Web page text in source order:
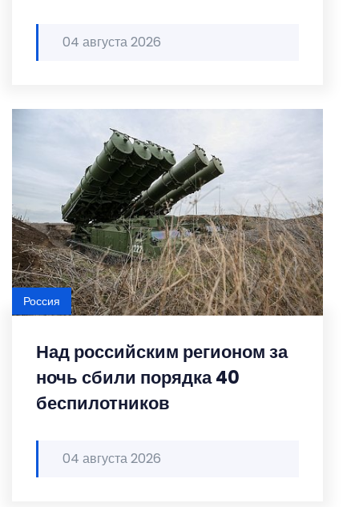
04 августа 2026
Над российским регионом за
ночь сбили порядка 40
беспилотников
04 августа 2026
Россия